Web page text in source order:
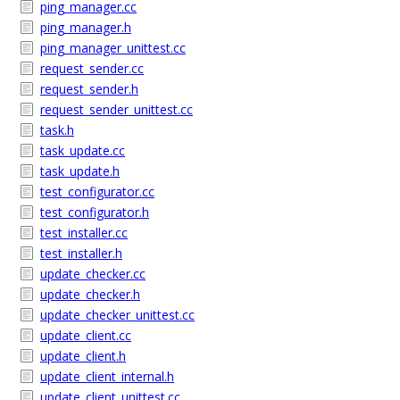
ping_manager.cc
ping_manager.h
ping_manager_unittest.cc
request_sender.cc
request_sender.h
request_sender_unittest.cc
task.h
task_update.cc
task_update.h
test_configurator.cc
test_configurator.h
test_installer.cc
test_installer.h
update_checker.cc
update_checker.h
update_checker_unittest.cc
update_client.cc
update_client.h
update_client_internal.h